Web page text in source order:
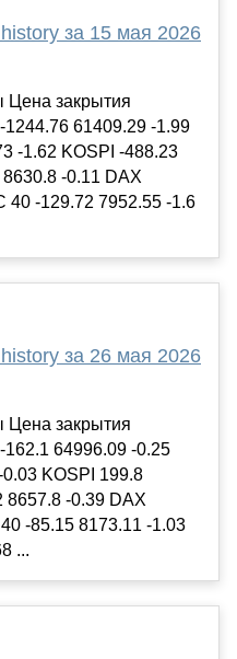
за 15 мая 2026
Цена закрытия
61409.29 -1.99
-1.62 KOSPI -488.23
-0.11 DAX
40 -129.72 7952.55 -1.6
за 26 мая 2026
Цена закрытия
64996.09 -0.25
KOSPI 199.8
8657.8 -0.39 DAX
-85.15 8173.11 -1.03
...